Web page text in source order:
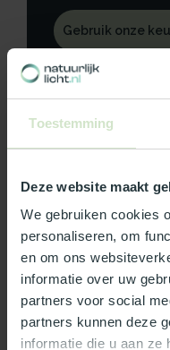
Toestemming
Deze website maakt
We gebruiken cookies
personaliseren, om
en om ons
informatie over uw
partners voor social
partners kunnen deze
informatie die u aan ze
Gebruik onze
Neem contact
Specificaties
Reviews
Wat ons écht